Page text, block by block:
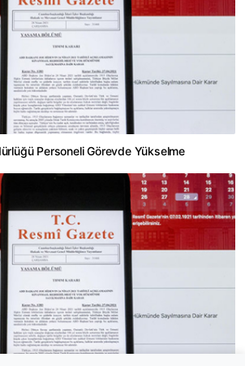
Personeli Görevde Yükselme